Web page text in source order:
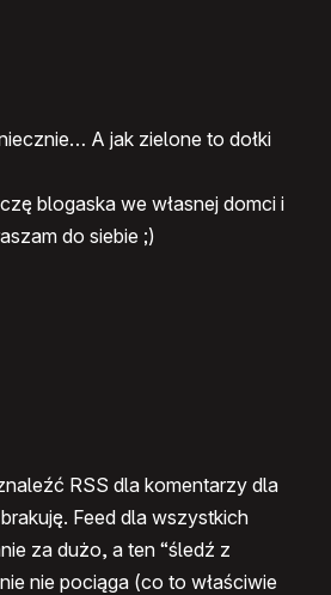
A jak zielone to dołki
blogaska we własnej domci i
do siebie ;)
RSS dla komentarzy dla
Feed dla wszystkich
za dużo, a ten “śledź z
nie pociąga (co to właściwie